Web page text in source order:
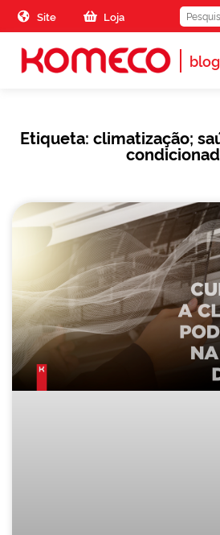
Skip to the content
Site Loja
blog
Etiqueta: climatização;